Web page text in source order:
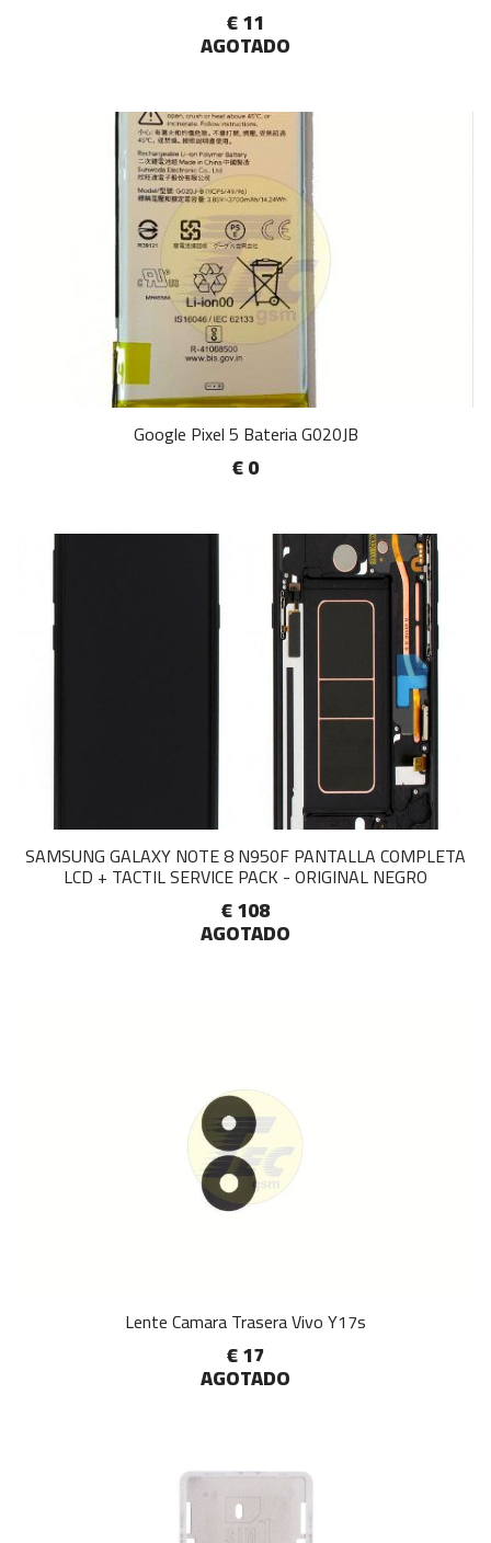
€ 11
AGOTADO
Google Pixel 5 Bateria G020JB
€ 0
SAMSUNG GALAXY NOTE 8 N950F PANTALLA COMPLETA
LCD + TACTIL SERVICE PACK - ORIGINAL NEGRO
€ 108
AGOTADO
Lente Camara Trasera Vivo Y17s
€ 17
AGOTADO